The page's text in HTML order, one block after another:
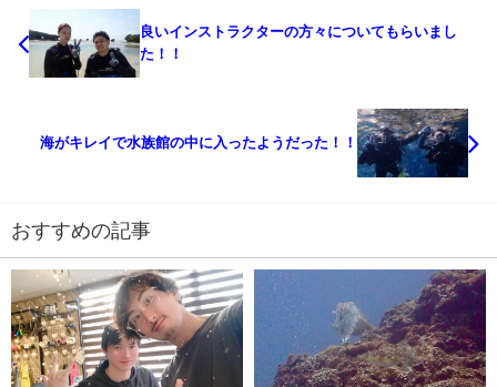
良いインストラクターの方々についてもらいまし
た！！
海がキレイで水族館の中に入ったようだった！！
おすすめの記事